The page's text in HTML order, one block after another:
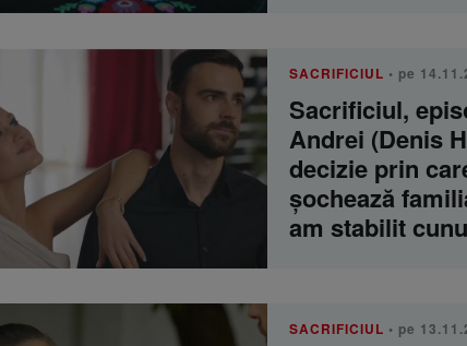
SACRIFICIUL • pe
Sacrificiul,
Andrei (Denis
decizie prin
șochează
am stabilit
SACRIFICIUL • pe